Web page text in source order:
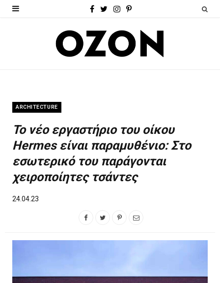
F
k
T
i
I
a
m
P
s
t
ARCHITECTURE
Το νέο εργαστήριο του οίκου
Hermes είναι παραμυθένιο: Στο
εσωτερικό του παράγονται
χειροποίητες τσάντες
24.04.23